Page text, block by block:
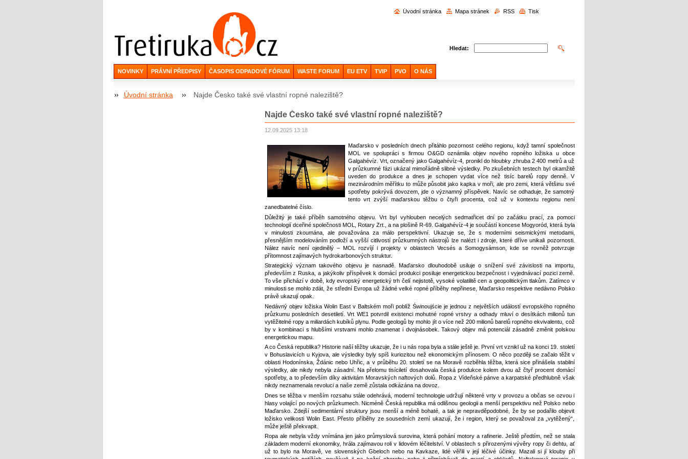
Hledat:
Úvodní stránka Mapa stránek RSS Tisk
NOVINKY PRÁVNÍ PŘEDPISY ČASOPIS ODPADOVÉ FÓRUM WASTE FORUM EU ETV TVIP PVO O NÁS
Úvodní stránka Najde Česko také své vlastní ropné naleziště?
Najde Česko také své vlastní ropné naleziště?
12.09.2025 13:18
Maďarsko v posledních dnech přitáhlo pozornost celého regionu, když tamní společnost
MOL ve spolupráci s firmou O&GD oznámila objev nového ropného ložiska u obce
Galgahévíz. Vrt, označený jako Galgahévíz-4, pronikl do hloubky zhruba 2 400 metrů a už
v průzkumné fázi ukázal mimořádně slibné výsledky. Po zkušebních testech byl okamžitě
uveden do produkce a dnes je schopen vydat více než tisíc barelů ropy denně. V
mezinárodním měřítku to může působit jako kapka v moři, ale pro zemi, která většinu své
spotřeby pokrývá dovozem, jde o významný příspěvek. Navíc se odhaduje, že samotný
tento vrt zvýší maďarskou těžbu o čtyři procenta, což už v kontextu regionu není
zanedbatelné číslo.
Důležitý je také příběh samotného objevu. Vrt byl vyhlouben necelých sedmatřicet dní po začátku prací, za pomoci
technologií dceřiné společnosti MOL, Rotary Zrt., a na plošině R-69. Galgahévíz-4 je součástí koncese Mogyoród, která byla
v minulosti zkoumána, ale považována za málo perspektivní. Ukazuje se, že s moderními seismickými metodami,
přesnějším modelováním podloží a vyšší citlivostí průzkumných nástrojů lze nalézt i zdroje, které dříve unikali pozornosti.
Nález navíc není ojedinělý – MOL rozvíjí i projekty v oblastech Vecsés a Somogysámson, kde se rovněž potvrzuje
přítomnost zajímavých hydrokarbonových struktur.
Strategický význam takového objevu je nasnadě. Maďarsko dlouhodobě usiluje o snížení své závislosti na importu,
především z Ruska, a jakýkoliv příspěvek k domácí produkci posiluje energetickou bezpečnost i vyjednávací pozici země.
To vše přichází v době, kdy evropský energetický trh čelí nejistotě, vysoké volatilitě cen a geopolitickým tlakům. Zatímco v
minulosti se mohlo zdát, že střední Evropa už žádné velké ropné příběhy nepřinese, Maďarsko respektive nedávno Polsko
právě ukazují opak.
Nedávný objev ložiska Wolin East v Baltském moři poblíž Świnoujście je jednou z největších událostí evropského ropného
průzkumu posledních desetiletí. Vrt WE1 potvrdil existenci mohutné ropné vrstvy a odhady mluví o desítkách milionů tun
vytěžitelné ropy a miliardách kubíků plynu. Podle geologů by mohlo jít o více než 200 milionů barelů ropného ekvivalentu, což
by v kombinaci s hlubšími vrstvami mohlo znamenat i dvojnásobek. Takový objev má potenciál zásadně změnit polskou
energetickou mapu.
A co Česká republika? Historie naší těžby ukazuje, že i u nás ropa byla a stále ještě je. První vrt vznikl už na konci 19. století
v Bohuslavicích u Kyjova, ale výsledky byly spíš kuriozitou než ekonomickým přínosem. O něco později se začalo těžit v
oblasti Hodonínska, Ždánic nebo Uhřic, a v průběhu 20. století se na Moravě rozběhla těžba, která sice přinášela stabilní
výsledky, ale nikdy nebyla zásadní. Na přelomu tisíciletí dosahovala česká produkce kolem dvou až čtyř procent domácí
spotřeby, a to především díky aktivitám Moravských naftových dolů. Ropa z Vídeňské pánve a karpatské předhlubně však
nikdy neznamenala revoluci a naše země zůstala odkázána na dovoz.
Dnes se těžba v menším rozsahu stále odehrává, moderní technologie udržují některé vrty v provozu a občas se ozvou i
hlasy volající po nových průzkumech. Nicméně Česká republika má odlišnou geologii a menší perspektivu než Polsko nebo
Maďarsko. Zdejší sedimentární struktury jsou menší a méně bohaté, a tak je nepravděpodobné, že by se podařilo objevit
ložisko velikosti Wolin East. Přesto příběhy ze sousedních zemí ukazují, že i region, který se považoval za „vytěžený“,
může ještě překvapit.
Ropa ale nebyla vždy vnímána jen jako průmyslová surovina, která pohání motory a rafinerie. Ještě předtím, než se stala
základem moderní ekonomiky, hrála zajímavou roli v lidovém léčitelství. V oblastech s přirozenými vývěry ropy či dehtu, ať
už to bylo na Moravě, ve slovenských Gbeloch nebo na Kavkaze, lidé věřili v její léčivé účinky. Mazali si jí klouby při